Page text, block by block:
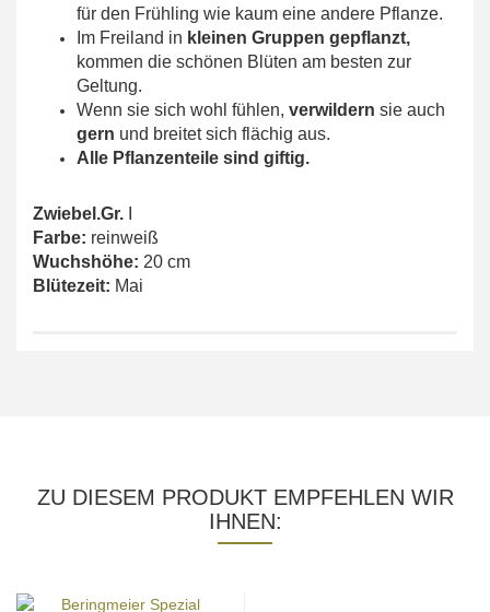
für den Frühling wie kaum eine andere Pflanze.
Im Freiland in kleinen Gruppen gepflanzt,
kommen die schönen Blüten am besten zur
Geltung.
Wenn sie sich wohl fühlen, verwildern sie auch
gern und breitet sich flächig aus.
Alle Pflanzenteile sind giftig.
Zwiebel.Gr.
Farbe: reinweiß
Wuchshöhe: 20 cm
Blütezeit: Mai
ZU DIESEM PRODUKT EMPFEHLEN WIR
IHNEN: